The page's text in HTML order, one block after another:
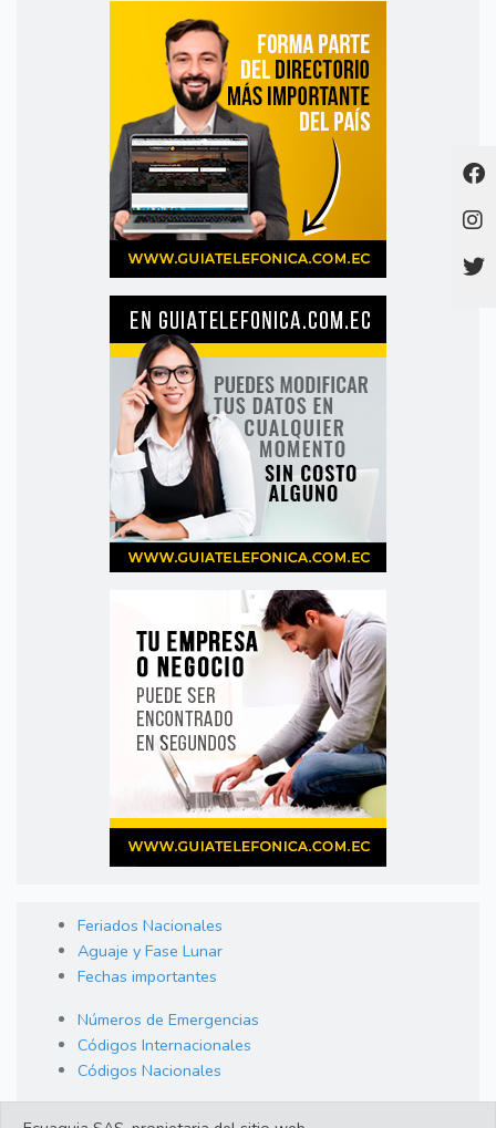
Feriados Nacionales
Aguaje y Fase Lunar
Fechas importantes
Números de Emergencias
Códigos Internacionales
Códigos Nacionales